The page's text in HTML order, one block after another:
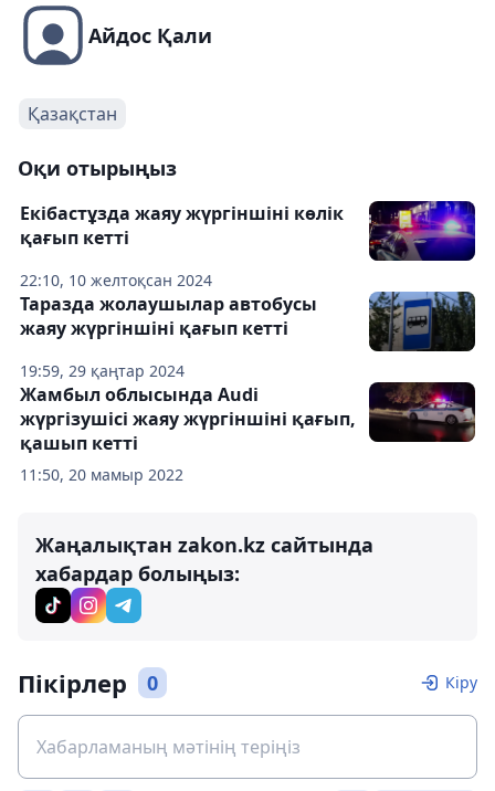
Айдос Қали
Қазақстан
Оқи отырыңыз
22:10, 10 желтоқсан 2024
Екібастұзда жаяу жүргіншіні көлік
қағып кетті
19:59, 29 қаңтар 2024
Таразда жолаушылар автобусы
жаяу жүргіншіні қағып кетті
11:50, 20 мамыр 2022
Жамбыл облысында Audi
жүргізушісі жаяу жүргіншіні қағып,
қашып кетті
Жаңалықтан zakon.kz сайтында
хабардар болыңыз:
Пікірлер 0 Кіру